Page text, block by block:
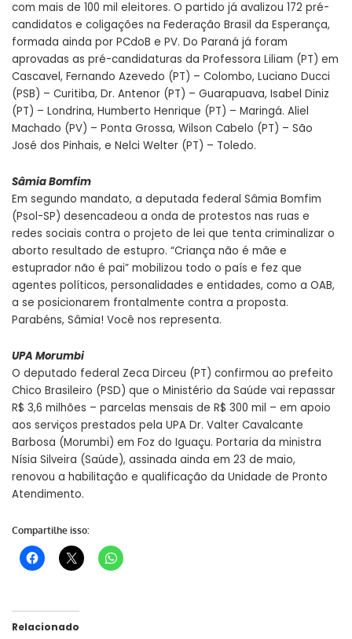
com mais de 100 mil eleitores. O partido já avalizou 172 pré-
candidatos e coligações na Federação Brasil da Esperança,
formada ainda por PCdoB e PV. Do Paraná já foram
aprovadas as pré-candidaturas da Professora Liliam (PT) em
Cascavel, Fernando Azevedo (PT) – Colombo, Luciano Ducci
(PSB) – Curitiba, Dr. Antenor (PT) – Guarapuava, Isabel Diniz
(PT) – Londrina, Humberto Henrique (PT) – Maringá. Aliel
Machado (PV) – Ponta Grossa, Wilson Cabelo (PT) – São
José dos Pinhais, e Nelci Welter (PT) – Toledo.
Sâmia Bomfim
Em segundo mandato, a deputada federal Sâmia Bomfim
(Psol-SP) desencadeou a onda de protestos nas ruas e
redes sociais contra o projeto de lei que tenta criminalizar o
aborto resultado de estupro. “Criança não é mãe e
estuprador não é pai” mobilizou todo o país e fez que
agentes políticos, personalidades e entidades, como a OAB,
a se posicionarem frontalmente contra a proposta.
Parabéns, Sâmia! Você nos representa.
UPA Morumbi
O deputado federal Zeca Dirceu (PT) confirmou ao prefeito
Chico Brasileiro (PSD) que o Ministério da Saúde vai repassar
R$ 3,6 milhões – parcelas mensais de R$ 300 mil – em apoio
aos serviços prestados pela UPA Dr. Valter Cavalcante
Barbosa (Morumbi) em Foz do Iguaçu. Portaria da ministra
Nísia Silveira (Saúde), assinada ainda em 23 de maio,
renovou a habilitação e qualificação da Unidade de Pronto
Atendimento.
Compartilhe isso:
Relacionado